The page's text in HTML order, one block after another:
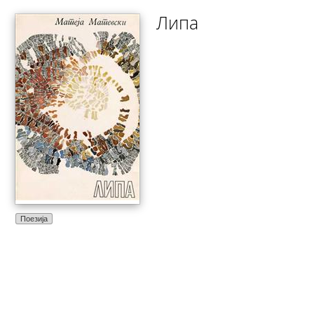
Поезија
Липа